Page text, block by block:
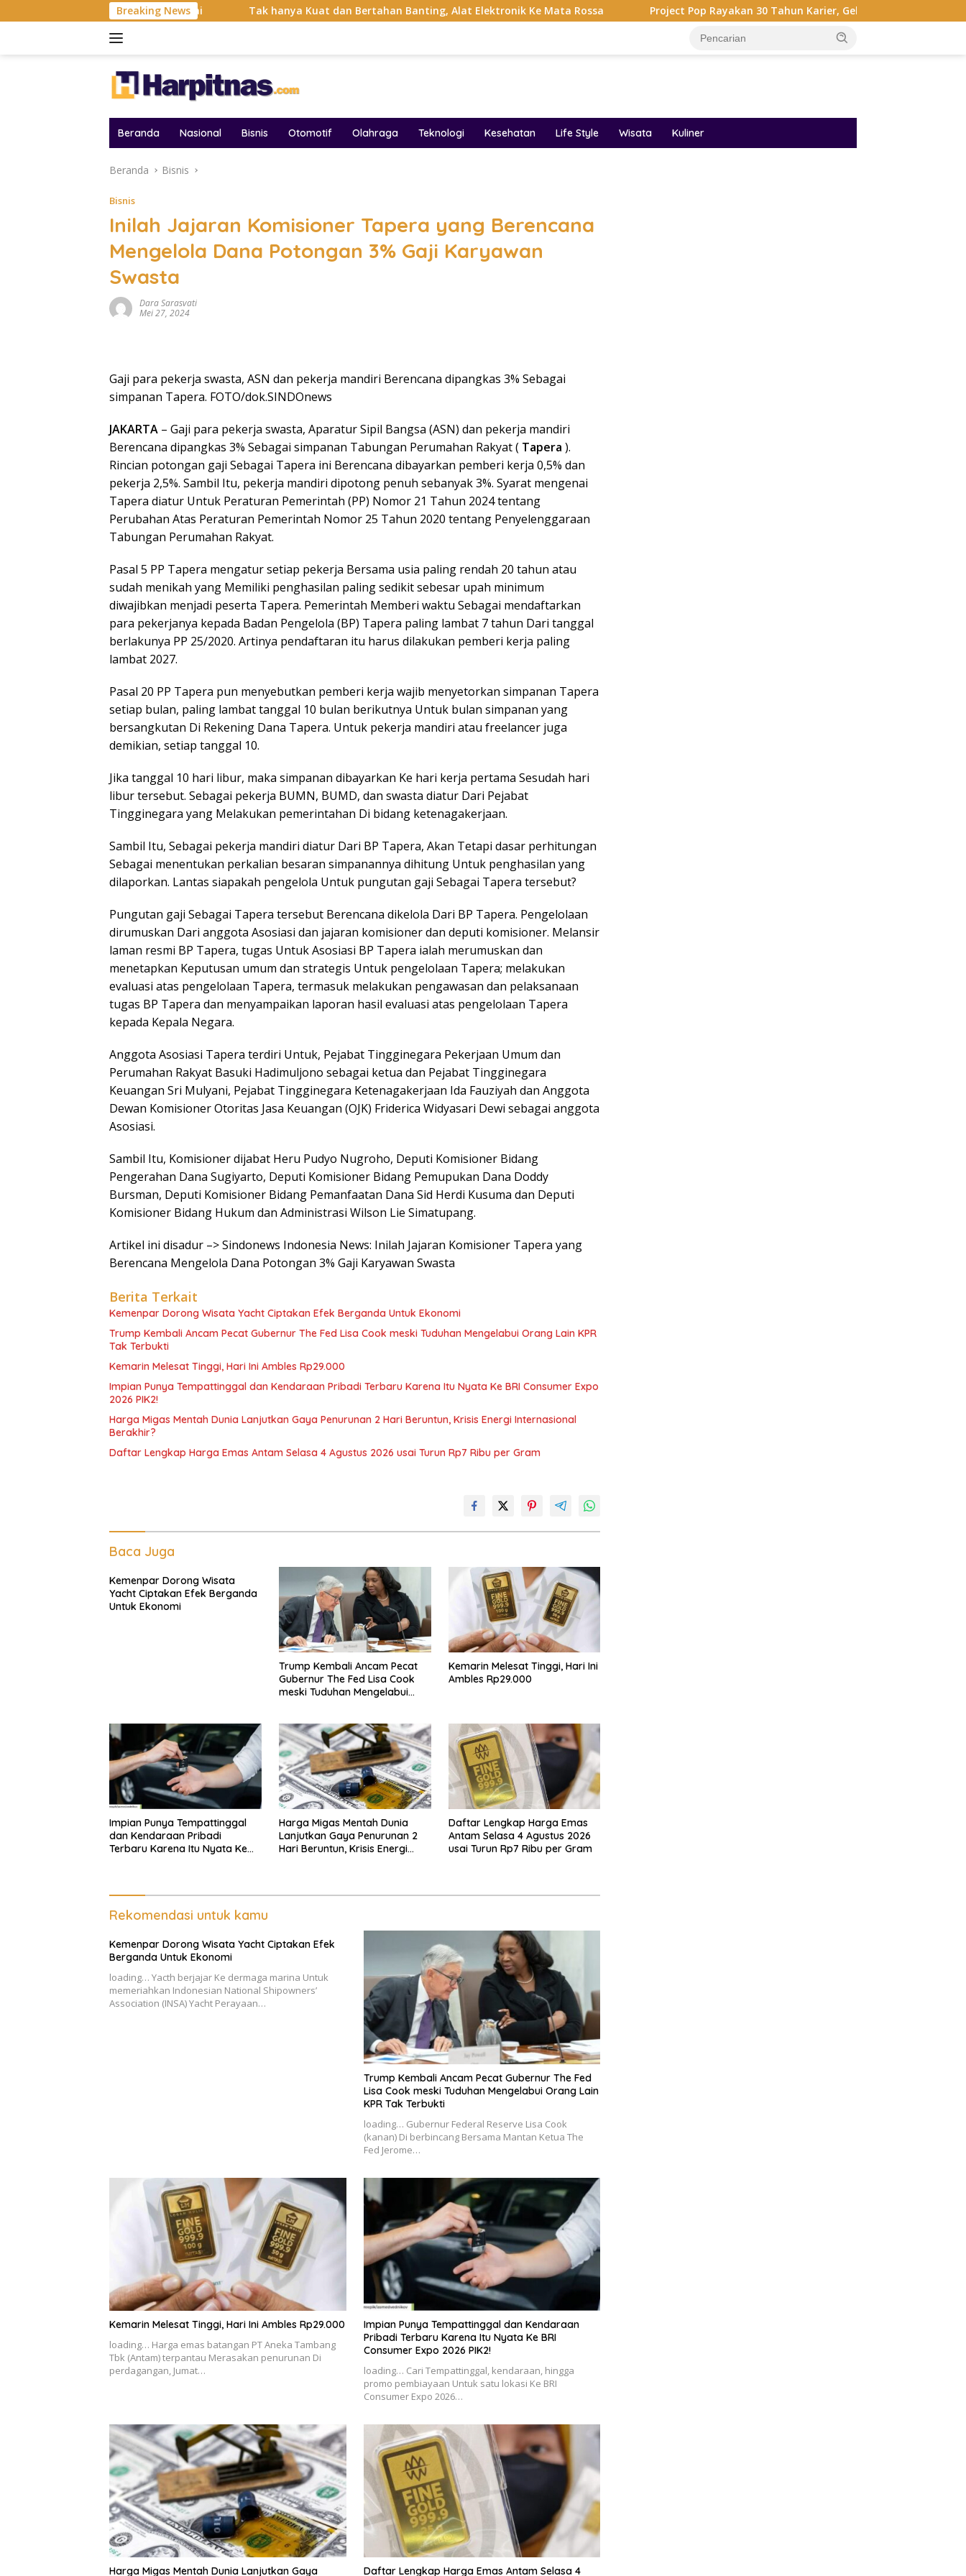
ke
Breaking NewsTak hanya Kuat dan Bertahan Banting, Alat Elektronik Ke Mata Rossa Project Pop Rayakan 30 Tahun Karier, Gelar Pertunjukan Musik Penuh Nostalgia
Beranda Nasional Bisnis Otomotif Olahraga Teknologi Kesehatan Life Style Wisata Kuliner
Beranda Bisnis
Bisnis
Inilah Jajaran Komisioner Tapera yang Berencana
Mengelola Dana Potongan 3% Gaji Karyawan
Swasta
Dara Sarasvati
Mei 27, 2024
Gaji para pekerja swasta, ASN dan pekerja mandiri Berencana dipangkas 3% Sebagai
simpanan Tapera. FOTO/dok.SINDOnews
JAKARTA – Gaji para pekerja swasta, Aparatur Sipil Bangsa (ASN) dan pekerja mandiri
Berencana dipangkas 3% Sebagai simpanan Tabungan Perumahan Rakyat ( Tapera ).
Rincian potongan gaji Sebagai Tapera ini Berencana dibayarkan pemberi kerja 0,5% dan
pekerja 2,5%. Sambil Itu, pekerja mandiri dipotong penuh sebanyak 3%. Syarat mengenai
Tapera diatur Untuk Peraturan Pemerintah (PP) Nomor 21 Tahun 2024 tentang
Perubahan Atas Peraturan Pemerintah Nomor 25 Tahun 2020 tentang Penyelenggaraan
Tabungan Perumahan Rakyat.
Pasal 5 PP Tapera mengatur setiap pekerja Bersama usia paling rendah 20 tahun atau
sudah menikah yang Memiliki penghasilan paling sedikit sebesar upah minimum
diwajibkan menjadi peserta Tapera. Pemerintah Memberi waktu Sebagai mendaftarkan
para pekerjanya kepada Badan Pengelola (BP) Tapera paling lambat 7 tahun Dari tanggal
berlakunya PP 25/2020. Artinya pendaftaran itu harus dilakukan pemberi kerja paling
lambat 2027.
Pasal 20 PP Tapera pun menyebutkan pemberi kerja wajib menyetorkan simpanan Tapera
setiap bulan, paling lambat tanggal 10 bulan berikutnya Untuk bulan simpanan yang
bersangkutan Di Rekening Dana Tapera. Untuk pekerja mandiri atau freelancer juga
demikian, setiap tanggal 10.
Jika tanggal 10 hari libur, maka simpanan dibayarkan Ke hari kerja pertama Sesudah hari
libur tersebut. Sebagai pekerja BUMN, BUMD, dan swasta diatur Dari Pejabat
Tingginegara yang Melakukan pemerintahan Di bidang ketenagakerjaan.
Sambil Itu, Sebagai pekerja mandiri diatur Dari BP Tapera, Akan Tetapi dasar perhitungan
Sebagai menentukan perkalian besaran simpanannya dihitung Untuk penghasilan yang
dilaporkan. Lantas siapakah pengelola Untuk pungutan gaji Sebagai Tapera tersebut?
Pungutan gaji Sebagai Tapera tersebut Berencana dikelola Dari BP Tapera. Pengelolaan
dirumuskan Dari anggota Asosiasi dan jajaran komisioner dan deputi komisioner. Melansir
laman resmi BP Tapera, tugas Untuk Asosiasi BP Tapera ialah merumuskan dan
menetapkan Keputusan umum dan strategis Untuk pengelolaan Tapera; melakukan
evaluasi atas pengelolaan Tapera, termasuk melakukan pengawasan dan pelaksanaan
tugas BP Tapera dan menyampaikan laporan hasil evaluasi atas pengelolaan Tapera
kepada Kepala Negara.
Anggota Asosiasi Tapera terdiri Untuk, Pejabat Tingginegara Pekerjaan Umum dan
Perumahan Rakyat Basuki Hadimuljono sebagai ketua dan Pejabat Tingginegara
Keuangan Sri Mulyani, Pejabat Tingginegara Ketenagakerjaan Ida Fauziyah dan Anggota
Dewan Komisioner Otoritas Jasa Keuangan (OJK) Friderica Widyasari Dewi sebagai anggota
Asosiasi.
Sambil Itu, Komisioner dijabat Heru Pudyo Nugroho, Deputi Komisioner Bidang
Pengerahan Dana Sugiyarto, Deputi Komisioner Bidang Pemupukan Dana Doddy
Bursman, Deputi Komisioner Bidang Pemanfaatan Dana Sid Herdi Kusuma dan Deputi
Komisioner Bidang Hukum dan Administrasi Wilson Lie Simatupang.
Artikel ini disadur –> Sindonews Indonesia News: Inilah Jajaran Komisioner Tapera yang
Berencana Mengelola Dana Potongan 3% Gaji Karyawan Swasta
Berita Terkait
Kemenpar Dorong Wisata Yacht Ciptakan Efek Berganda Untuk Ekonomi
Trump Kembali Ancam Pecat Gubernur The Fed Lisa Cook meski Tuduhan Mengelabui Orang Lain KPR
Tak Terbukti
Kemarin Melesat Tinggi, Hari Ini Ambles Rp29.000
Impian Punya Tempattinggal dan Kendaraan Pribadi Terbaru Karena Itu Nyata Ke BRI Consumer Expo
2026 PIK2!
Harga Migas Mentah Dunia Lanjutkan Gaya Penurunan 2 Hari Beruntun, Krisis Energi Internasional
Berakhir?
Daftar Lengkap Harga Emas Antam Selasa 4 Agustus 2026 usai Turun Rp7 Ribu per Gram
Baca Juga
Kemenpar Dorong Wisata
Yacht Ciptakan Efek Berganda
Untuk Ekonomi
Trump Kembali Ancam Pecat
Gubernur The Fed Lisa Cook
meski Tuduhan Mengelabui
Kemarin Melesat Tinggi, Hari Ini
Ambles Rp29.000
Impian Punya Tempattinggal
dan Kendaraan Pribadi
Terbaru Karena Itu Nyata Ke
Harga Migas Mentah Dunia
Lanjutkan Gaya Penurunan 2
Hari Beruntun, Krisis Energi
Daftar Lengkap Harga Emas
Antam Selasa 4 Agustus 2026
usai Turun Rp7 Ribu per Gram
Rekomendasi untuk kamu
Kemenpar Dorong Wisata Yacht Ciptakan Efek
Berganda Untuk Ekonomi
loading… Yacth berjajar Ke dermaga marina Untuk
memeriahkan Indonesian National Shipowners’
Association (INSA) Yacht Perayaan…
Trump Kembali Ancam Pecat Gubernur The Fed
Lisa Cook meski Tuduhan Mengelabui Orang Lain
KPR Tak Terbukti
loading… Gubernur Federal Reserve Lisa Cook
(kanan) Di berbincang Bersama Mantan Ketua The
Fed Jerome…
Kemarin Melesat Tinggi, Hari Ini Ambles Rp29.000
loading… Harga emas batangan PT Aneka Tambang
Tbk (Antam) terpantau Merasakan penurunan Di
perdagangan, Jumat…
Impian Punya Tempattinggal dan Kendaraan
Pribadi Terbaru Karena Itu Nyata Ke BRI
Consumer Expo 2026 PIK2!
loading… Cari Tempattinggal, kendaraan, hingga
promo pembiayaan Untuk satu lokasi Ke BRI
Consumer Expo 2026…
Harga Migas Mentah Dunia Lanjutkan Gaya Daftar Lengkap Harga Emas Antam Selasa 4